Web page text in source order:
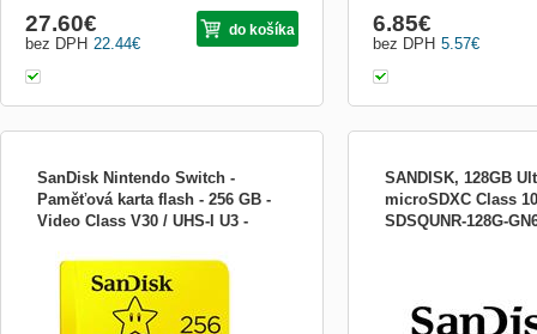
22.44€
bez DPH
27.60€ do košíka
5.57€
bez DPH
6.85€
SanDisk Nintendo Switch -
Paměťová karta flash - 256 GB -
Video Class V30 / UHS-I U3 -
GNCZN
SWITCH ™ Navrženo, testováno a
schváleno pro konzolu Nintendo Switch *
LICENCOVANÉ PRO NINTENDO
*Rychlost čtení: až 100 MB / s *Rychlost
zápisu: až 90 MB / s *Rychlost videa: U3
*Form Factor: microSDXC
SANDISK, 128GB
microSDXC Class
SDSQUNR-128G-